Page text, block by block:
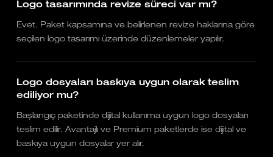
Logo tasarımında revize süreci var mı?
Evet. Paket kapsamına ve belirlenen revize haklarına göre
seçilen logo tasarımı üzerinde düzenlemeler yapılır.
Logo dosyaları baskıya uygun olarak teslim
ediliyor mu?
Başlangıç paketinde dijital kullanıma uygun logo dosyaları
teslim edilir. Avantajlı ve Premium paketlerde ise dijital ve
baskıya uygun dosyalar yer alır.